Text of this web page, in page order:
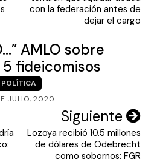
con la federación antes de
dejar el cargo
AMLO sobre
fideicomisos
POLÍTICA
JULIO, 2020
Siguiente
Lozoya recibió 10.5 millones
de dólares de Odebrecht
como sobornos: FGR